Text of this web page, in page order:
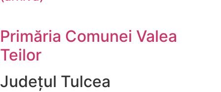
Primăria Comunei Valea
Teilor
Județul Tulcea